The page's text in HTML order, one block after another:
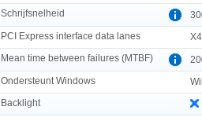
Schrijfsnelheid
PCI Express interface data lanes
X4
Mean time between failures (MTBF)
Ondersteunt Windows
Backlight